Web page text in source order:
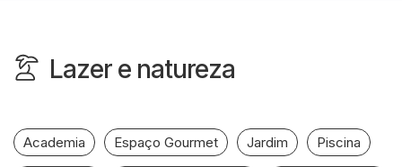
Lazer e natureza
Academia Espaço Gourmet Jardim Piscina